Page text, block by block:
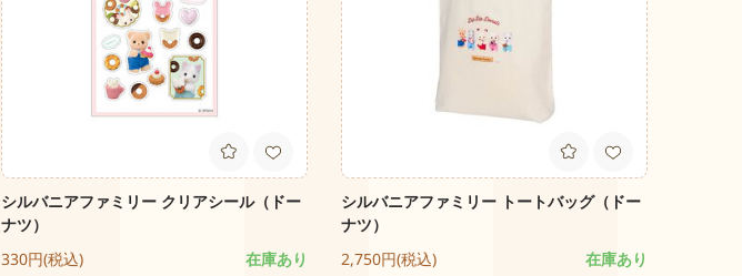
シルバニアファミリー クリアシール（ドー
ナツ）
330円(税込)
在庫あり
シルバニアファミリー トートバッグ（ドー
ナツ）
2,750円(税込)
在庫あり